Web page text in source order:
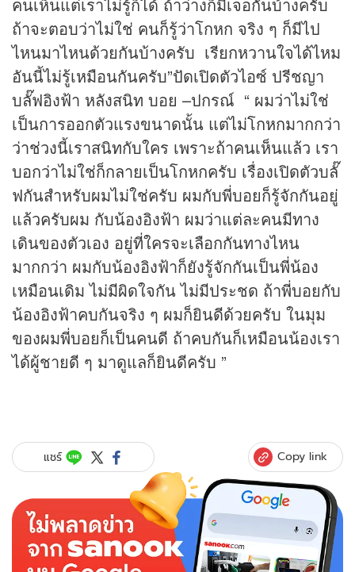
ถ้าจะตอบว่าไม่ใช่ คนก็รู้ว่าโกหก จริง ๆ ก็มีไป
ไหนมาไหนด้วยกันบ้างครับ เรียกหวานใจได้ไหม
อันนี้ไม่รู้เหมือนกันครับ”ปัดเปิดตัวไอซ์ ปรีชญา
บลั๊ฟอิงฟ้า หลังสนิท บอย –ปกรณ์ “ ผมว่าไม่ใช่
เป็นการออกตัวแรงขนาดนั้น แต่ไม่โกหกมากกว่า
ว่าช่วงนี้เราสนิทกับใคร เพราะถ้าคนเห็นแล้ว เรา
บอกว่าไม่ใช่ก็กลายเป็นโกหกครับ เรื่องเปิดตัวบลั๊
ฟกันสำหรับผมไม่ใช่ครับ ผมกับพี่บอยก็รู้จักกันอยู่
แล้วครับผม กับน้องอิงฟ้า ผมว่าแต่ละคนมีทาง
เดินของตัวเอง อยู่ที่ใครจะเลือกกันทางไหน
มากกว่า ผมกับน้องอิงฟ้าก็ยังรู้จักกันเป็นพี่น้อง
เหมือนเดิม ไม่มีผิดใจกัน ไม่มีประชด ถ้าพี่บอยกับ
น้องอิงฟ้าคบกันจริง ๆ ผมก็ยินดีด้วยครับ ในมุม
ของผมพี่บอยก็เป็นคนดี ถ้าคบกันก็เหมือนน้องเรา
ได้ผู้ชายดี ๆ มาดูแลก็ยินดีครับ ”
แชร์ Copy link